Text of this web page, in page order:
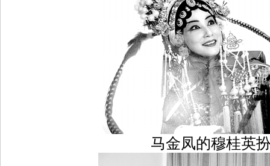
马金凤的穆桂英